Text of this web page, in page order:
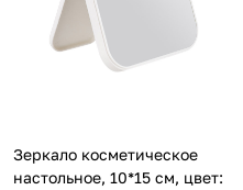
Зеркало косметическое
настольное, 10*15 см, цвет: